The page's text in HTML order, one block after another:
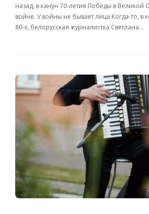
назад, в канун 70-летия Победы в Великой
войне. У войны не бывает лица Когда-то, в
80-х, белорусская журналистка Светлана…